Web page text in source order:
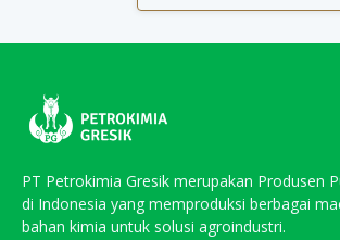
PT Petrokimia Gresik merupakan Produsen
di Indonesia yang memproduksi berbagai
bahan kimia untuk solusi agroindustri.